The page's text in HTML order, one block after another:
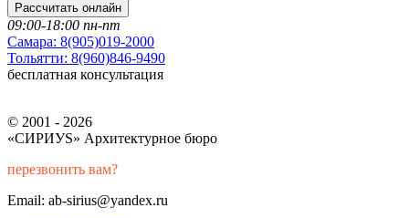
Рассчитать онлайн
09:00-18:00 пн-пт
Самара: 8(905)019-2000
Тольятти: 8(960)846-9490
бесплатная консультация
© 2001 - 2026
«СИРИУS» Архитектурное бюро
перезвонить вам?
Email: ab-sirius@yandex.ru